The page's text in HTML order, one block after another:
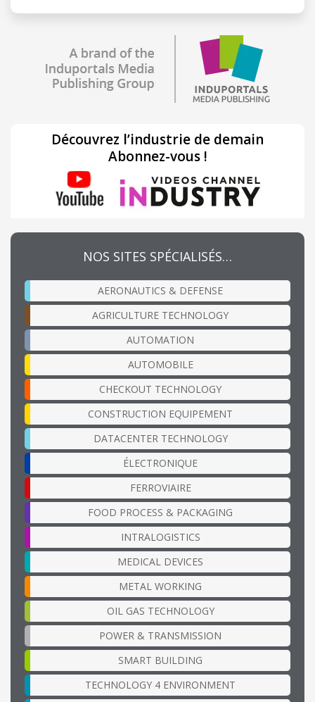
Découvrez l’industrie de demain
Abonnez-vous !
NOS SITES SPÉCIALISÉS…
AERONAUTICS & DEFENSE
AGRICULTURE TECHNOLOGY
AUTOMATION
AUTOMOBILE
CHECKOUT TECHNOLOGY
CONSTRUCTION EQUIPEMENT
DATACENTER TECHNOLOGY
ÉLECTRONIQUE
FERROVIAIRE
FOOD PROCESS & PACKAGING
INTRALOGISTICS
MEDICAL DEVICES
METAL WORKING
OIL GAS TECHNOLOGY
POWER & TRANSMISSION
SMART BUILDING
TECHNOLOGY 4 ENVIRONMENT